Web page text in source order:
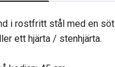
i rostfritt stål med en
ett hjärta / stenhjärta.